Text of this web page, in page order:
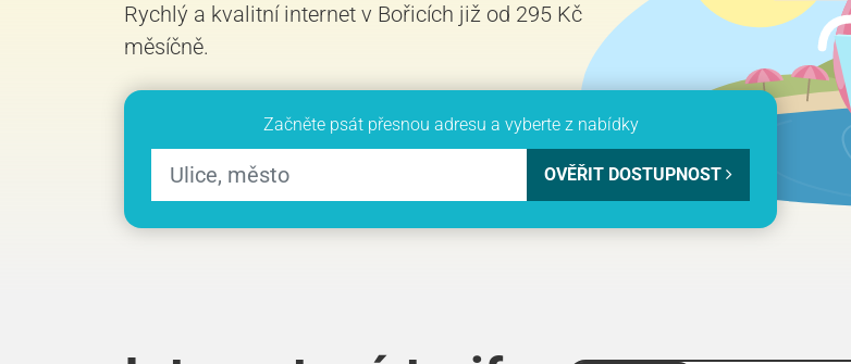
Rychlý a kvalitní internet v Bořicích již od 295 Kč
měsíčně.
Začněte psát přesnou adresu a vyberte z nabídky
OVĚŘIT DOSTUPNOST